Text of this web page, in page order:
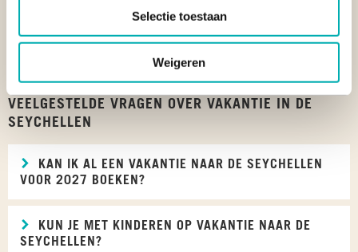
Selectie toestaan
Weigeren
3-WEEKSE SCHOOLVAKANTIE
|Seychellen Kerstvakantie
VEELGESTELDE VRAGEN OVER VAKANTIE IN DE
SEYCHELLEN
KAN IK AL EEN VAKANTIE NAAR DE SEYCHELLEN
VOOR 2027 BOEKEN?
KUN JE MET KINDEREN OP VAKANTIE NAAR DE
SEYCHELLEN?